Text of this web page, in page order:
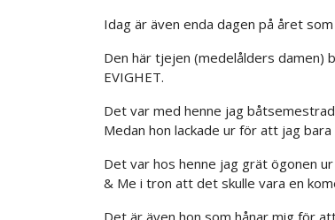
Idag är även enda dagen på året
Den här tjejen (medelålders
EVIGHET.
Det var med henne jag
Medan hon lackade ur för att jag
Det var hos henne jag grät ögonen
& Me i tron att det skulle vara en
Det är även hon som hånar mig för